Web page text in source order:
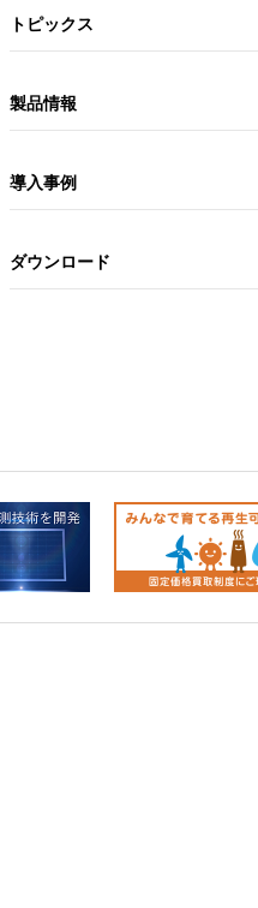
トピックス
製品情報
導入事例
ダウンロード